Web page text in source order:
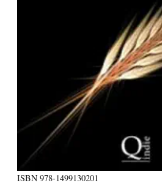
ISBN 978-1499130201